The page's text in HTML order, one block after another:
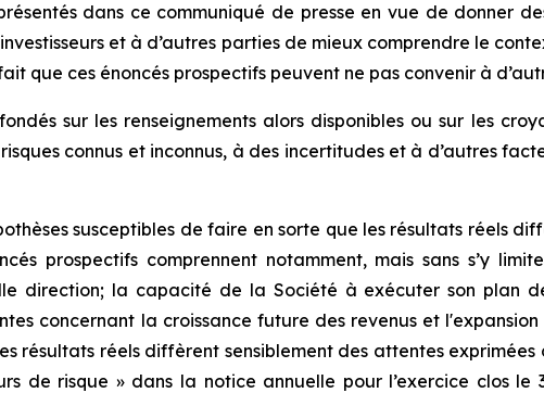
dans ce communiqué de presse en vue de donner
et à d’autres parties de mieux comprendre le
que ces énoncés prospectifs peuvent ne pas convenir à
sur les renseignements alors disponibles ou sur les
connus et inconnus, à des incertitudes et à d’autres
susceptibles de faire en sorte que les résultats réels
prospectifs comprennent notamment, mais sans s’y
direction; la capacité de la Société à exécuter son plan
concernant la croissance future des revenus et
résultats réels diffèrent sensiblement des attentes
de risque » dans la notice annuelle pour l’exercice clos le